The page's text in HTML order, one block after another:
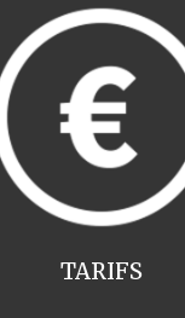
TARIFS